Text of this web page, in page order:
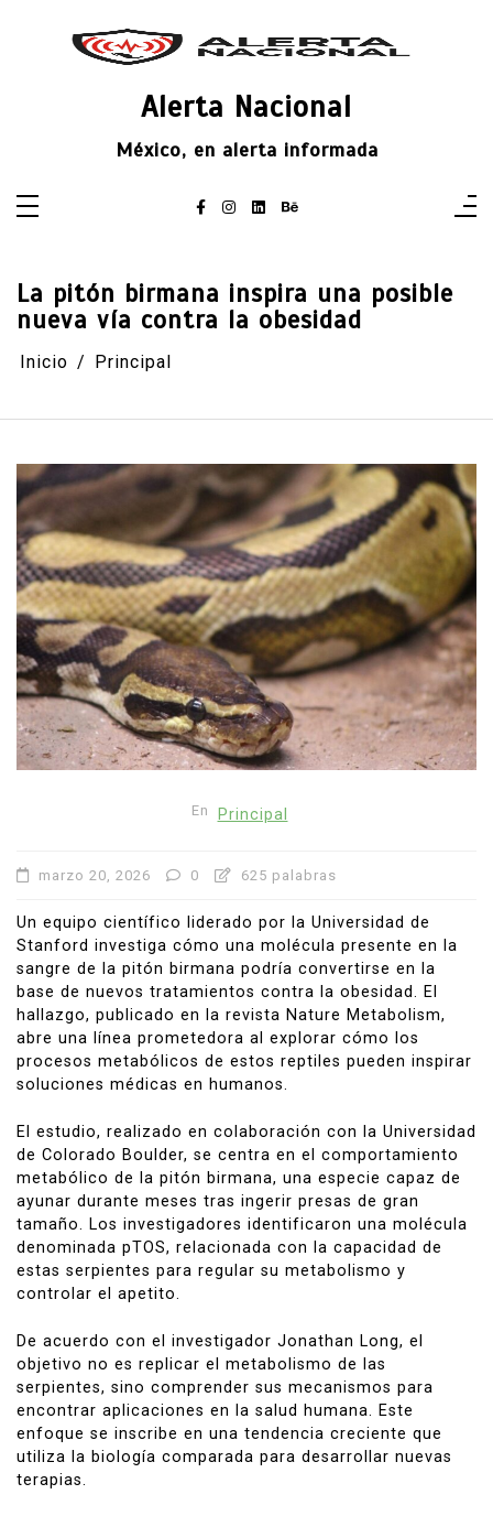
Alerta Nacional
México, en alerta informada
La pitón birmana inspira una posible
nueva vía contra la obesidad
Inicio Principal
En Principal
marzo 20, 2026 0 625 palabras
Un equipo científico liderado por la Universidad de
Stanford investiga cómo una molécula presente en la
sangre de la pitón birmana podría convertirse en la
base de nuevos tratamientos contra la obesidad. El
hallazgo, publicado en la revista Nature Metabolism,
abre una línea prometedora al explorar cómo los
procesos metabólicos de estos reptiles pueden inspirar
soluciones médicas en humanos.
El estudio, realizado en colaboración con la Universidad
de Colorado Boulder, se centra en el comportamiento
metabólico de la pitón birmana, una especie capaz de
ayunar durante meses tras ingerir presas de gran
tamaño. Los investigadores identificaron una molécula
denominada pTOS, relacionada con la capacidad de
estas serpientes para regular su metabolismo y
controlar el apetito.
De acuerdo con el investigador Jonathan Long, el
objetivo no es replicar el metabolismo de las
serpientes, sino comprender sus mecanismos para
encontrar aplicaciones en la salud humana. Este
enfoque se inscribe en una tendencia creciente que
utiliza la biología comparada para desarrollar nuevas
terapias.